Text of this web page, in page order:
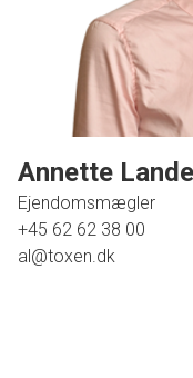
flot og helt sikkert er
Du bliver ikke skuffet
nærmere aftale.
Annette
Ejendomsmægler
+45 62 62 38 00
al@toxen.dk